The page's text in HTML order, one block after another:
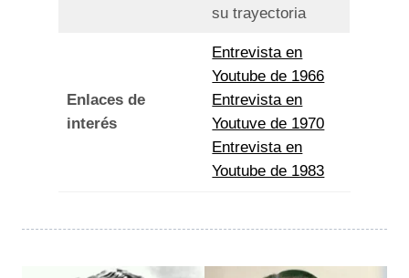
su trayectoria
Enlaces de
interés
Entrevista en
Youtube de 1966
Entrevista en
Youtuve de 1970
Entrevista en
Youtube de 1983